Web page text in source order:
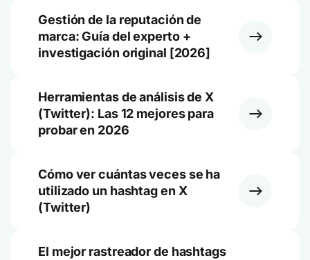
Gestión de la reputación de
marca: Guía del experto +
investigación original [2026]
Herramientas de análisis de X
(Twitter): Las 12 mejores para
probar en 2026
Cómo ver cuántas veces se ha
utilizado un hashtag en X
(Twitter)
El mejor rastreador de hashtags